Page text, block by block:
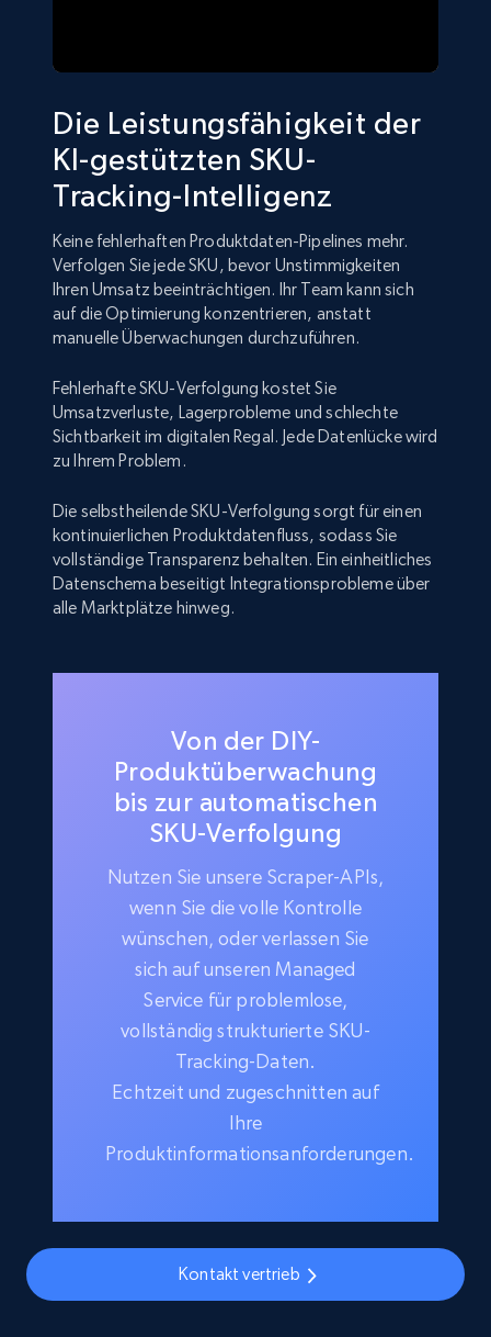
Die Leistungsfähigkeit der
KI-gestützten SKU-
Tracking-Intelligenz
Keine fehlerhaften Produktdaten-Pipelines mehr.
Verfolgen Sie jede SKU, bevor Unstimmigkeiten
Ihren Umsatz beeinträchtigen. Ihr Team kann sich
auf die Optimierung konzentrieren, anstatt
manuelle Überwachungen durchzuführen.
Fehlerhafte SKU-Verfolgung kostet Sie
Umsatzverluste, Lagerprobleme und schlechte
Sichtbarkeit im digitalen Regal. Jede Datenlücke wird
zu Ihrem Problem.
Die selbstheilende SKU-Verfolgung sorgt für einen
kontinuierlichen Produktdatenfluss, sodass Sie
vollständige Transparenz behalten. Ein einheitliches
Datenschema beseitigt Integrationsprobleme über
alle Marktplätze hinweg.
Von der DIY-
Produktüberwachung
bis zur automatischen
SKU-Verfolgung
Nutzen Sie unsere Scraper-APIs,
wenn Sie die volle Kontrolle
wünschen, oder verlassen Sie
sich auf unseren Managed
Service für problemlose,
vollständig strukturierte SKU-
Tracking-Daten.
Echtzeit und zugeschnitten auf
Ihre
Produktinformationsanforderungen.
Kontakt vertrieb